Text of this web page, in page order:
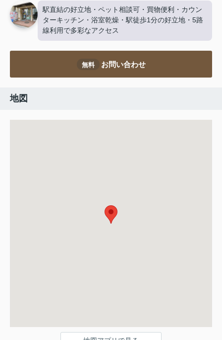
駅直結の好立地・ペット相談可・買物便利・カウン
ターキッチン・浴室乾燥・駅徒歩1分の好立地・5路
線利用で多彩なアクセス
無料 お問い合わせ
地図